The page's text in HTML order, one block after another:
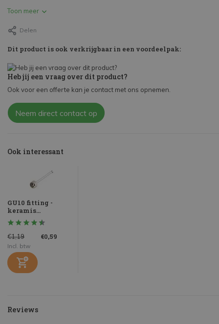
Toon meer
Delen
Dit product is ook verkrijgbaar in een voordeelpak:
Heb jij een vraag over dit product?
Ook voor een offerte kan je contact met ons opnemen.
Neem direct contact op
Ook interessant
GU10 fitting -
keramis...
€1,19 €0,59
Incl. btw
Reviews